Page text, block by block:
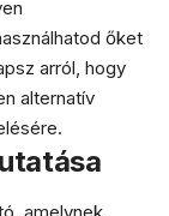
őket
arról, hogy
alternatív
amelynek